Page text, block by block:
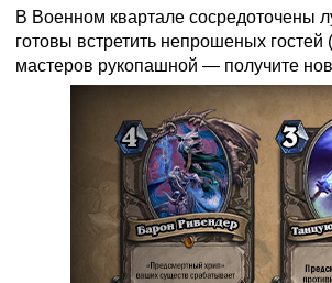
В Военном квартале сосредоточены
готовы встретить непрошеных
мастеров рукопашной — получите